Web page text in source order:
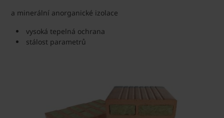
a minerální anorganické izolace
vysoká tepelná ochrana
stálost parametrů